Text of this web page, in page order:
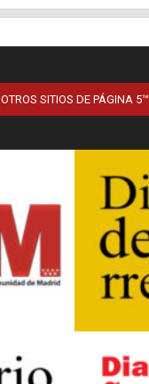
OTROS SITIOS DE PÁGINA 5™